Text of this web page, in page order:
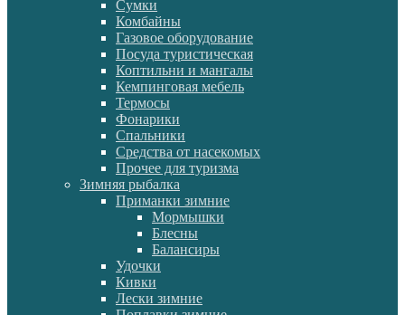
Сумки
Комбайны
Газовое оборудование
Посуда туристическая
Коптильни и мангалы
Кемпинговая мебель
Термосы
Фонарики
Спальники
Средства от насекомых
Прочее для туризма
Зимняя рыбалка
Приманки зимние
Мормышки
Блесны
Балансиры
Удочки
Кивки
Лески зимние